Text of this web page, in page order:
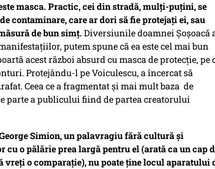
masca. Practic, cei din stradă, mulți-puțini, se
contaminare, care ar dori să fie protejați ei, sau
de bun simț. Diversiunile doamnei Șoșoacă
putem spune că ea este cel mai bun
acest război absurd cu masca de protecție, pe
Protejându-l pe Voiculescu, a încercat să
Ceea ce a fragmentat și mai mult baza de
parte a publicului fiind de partea creatorului
Simion, un palavragiu fără cultură și
cu o pălărie prea largă pentru el (arată ca un cap
vreți o comparație), nu poate ține locul aparatului